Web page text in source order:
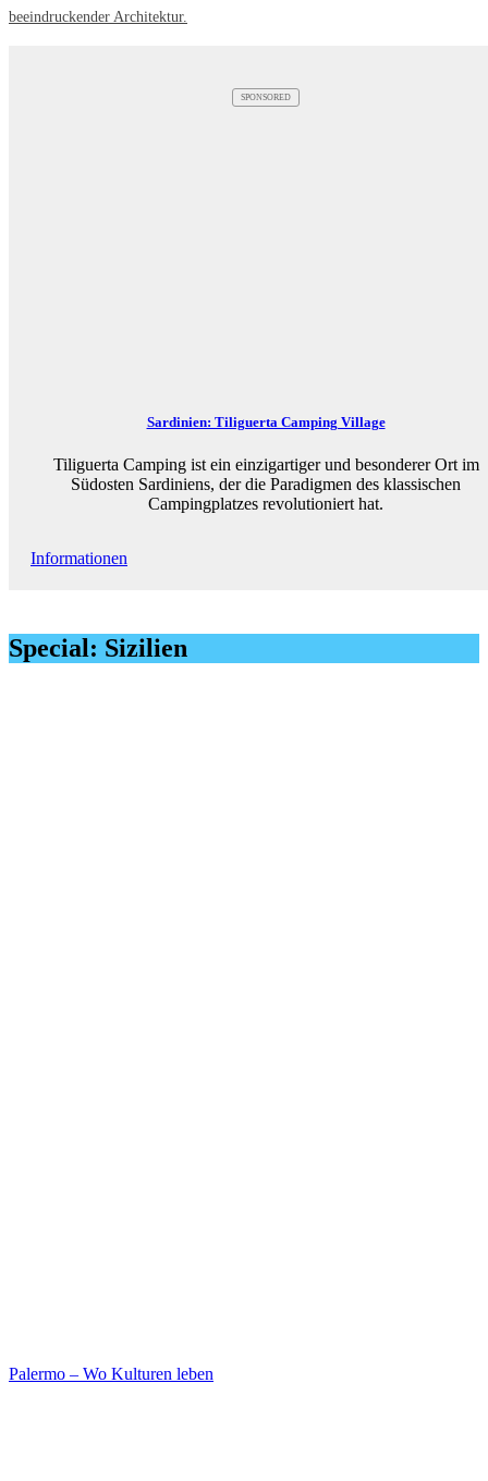
beeindruckender Architektur.
SPONSORED
Sardinien: Tiliguerta Camping Village
Tiliguerta Camping ist ein einzigartiger und besonderer Ort im
Südosten Sardiniens, der die Paradigmen des klassischen
Campingplatzes revolutioniert hat.
Informationen
Special: Sizilien
Palermo – Wo Kulturen leben